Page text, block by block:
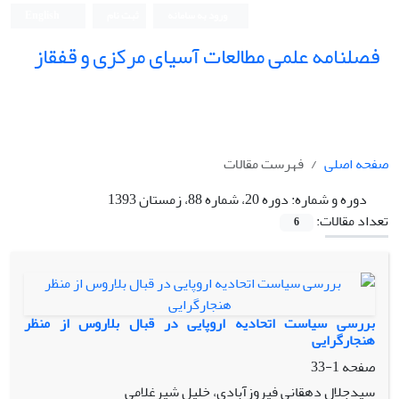
فصلنامه علمی مطالعات آسیای مرکزی و قفقاز
صفحه اصلی
فهرست مقالات
دوره و شماره:دوره 20، شماره 88، زمستان 1393
تعداد مقالات:
6
بررسی سیاست اتحادیه اروپایی در قبال بلاروس از منظر
هنجارگرایی
صفحه1-33
سیدجلال دهقانی فیروزآبادی، خلیل شیرغلامی